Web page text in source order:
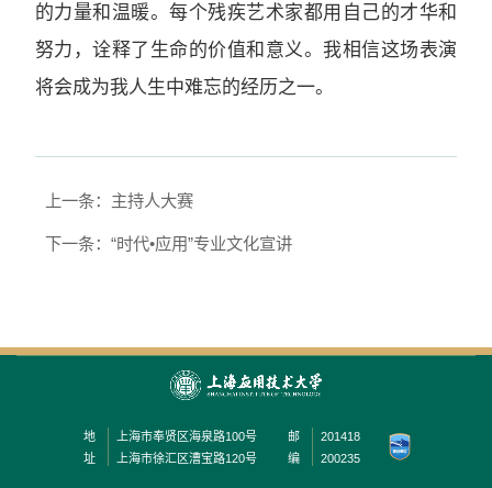
的力量和温暖。每个残疾艺术家都用自己的才华和
努力，诠释了生命的价值和意义。我相信这场表演
将会成为我人生中难忘的经历之一。
上一条：主持人大赛
下一条：“时代•应用”专业文化宣讲
地
址
上海市奉贤区海泉路100号
上海市徐汇区漕宝路120号
邮
编
201418
200235